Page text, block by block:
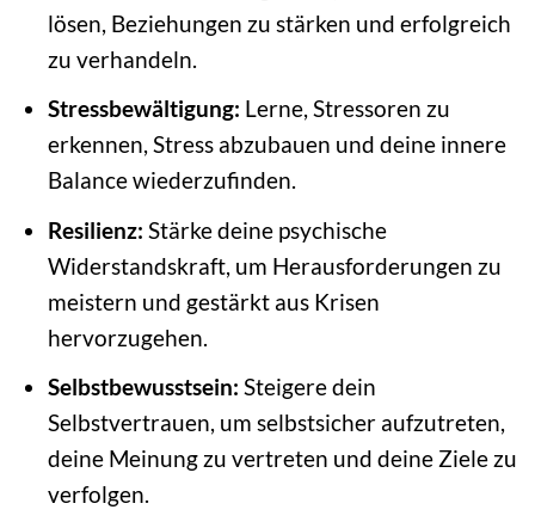
lösen, Beziehungen zu stärken und erfolgreich
zu verhandeln.
Stressbewältigung: Lerne, Stressoren zu
erkennen, Stress abzubauen und deine innere
Balance wiederzufinden.
Resilienz: Stärke deine psychische
Widerstandskraft, um Herausforderungen zu
meistern und gestärkt aus Krisen
hervorzugehen.
Selbstbewusstsein: Steigere dein
Selbstvertrauen, um selbstsicher aufzutreten,
deine Meinung zu vertreten und deine Ziele zu
verfolgen.